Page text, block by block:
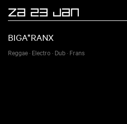
ZA 23 JAN
BIGA*RANX
Reggae· Electro · Dub· Frans